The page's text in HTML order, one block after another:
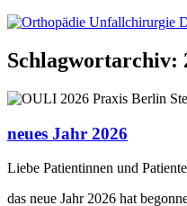
Schlagwortarchiv:
neues Jahr 2026
Liebe Patientinnen und
das neue Jahr 2026 hat